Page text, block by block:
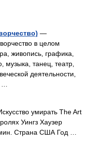
—
в целом
живопись, графика,
музыка, танец, театр,
деятельности,
умирать The Art
Уингз Хаузер
Страна США Год …